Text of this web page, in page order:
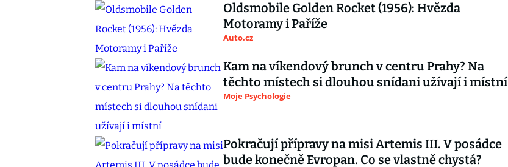
Oldsmobile Golden Rocket (1956): Hvězda
Motoramy i Paříže
Auto.cz
Kam na víkendový brunch v centru Prahy? Na
těchto místech si dlouhou snídani užívají i místní
Moje Psychologie
Pokračují přípravy na misi Artemis III. V posádce
bude konečně Evropan. Co se vlastně chystá?